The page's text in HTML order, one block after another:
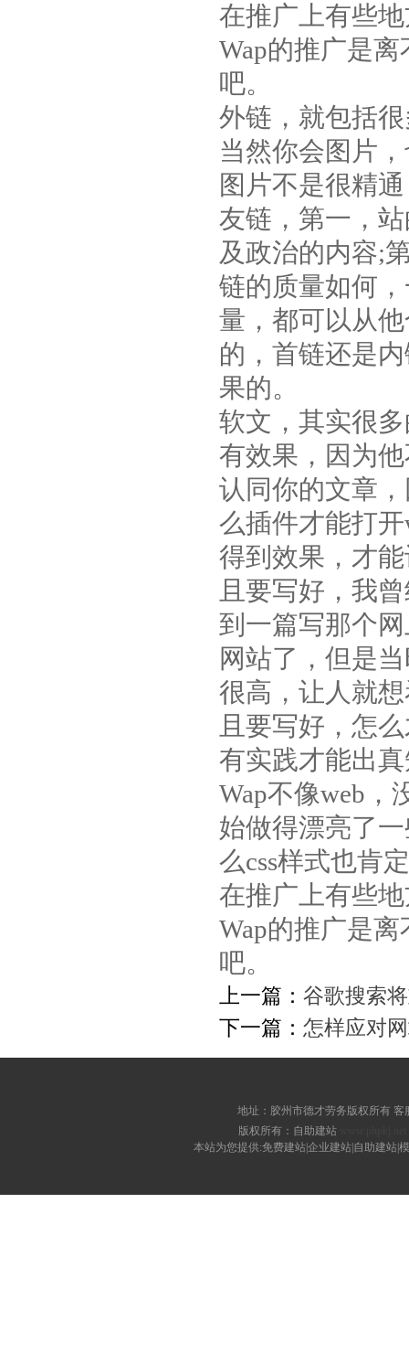
在推广上有些
Wap的推广是
吧。
外链，就包括
当然你会图片
图片不是很精
友链，第一，
及政治的内容;
链的质量如何
量，都可以从
的，首链还是
果的。
软文，其实很
有效果，因为
认同你的文章
么插件才能打
得到效果，才
且要写好，我
到一篇写那个
网站了，但是
很高，让人就
且要写好，怎
有实践才能出
Wap不像web，
始做得漂亮了
么css样式也肯
在推广上有些
Wap的推广是
吧。
上一篇： 谷歌搜索
下一篇： 怎样应对
地址：胶州市德才劳务版权所有 客
版权所有：自助建站
本站为您提供:免费建站|企业建站|自助建站|